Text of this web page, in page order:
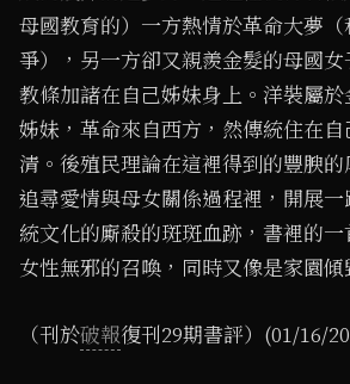
母國教育的）一方熱情於革命大夢
爭），另一方卻又親羨金髮的母國
教條加諸在自己姊妹身上。洋裝屬
姊妹，革命來自西方，然傳統住在
清。後殖民理論在這裡得到的豐腴的
追尋愛情與母女關係過程裡，開展一
統文化的廝殺的斑斑血跡，書裡的
女性無邪的召喚，同時又像是家園傾
（刊於破報復刊29期書評）(01/16/